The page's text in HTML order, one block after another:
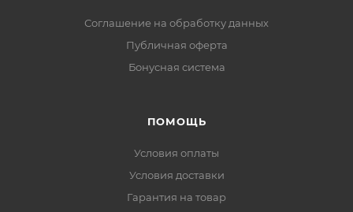
Соглашение на обработку данных
Публичная оферта
Бонусная система
ПОМОЩЬ
Условия оплаты
Условия доставки
Гарантия на товар